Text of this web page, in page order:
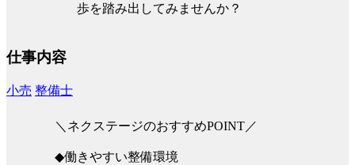
歩を踏み出してみませんか？
仕事内容
小売 整備士
＼ネクステージのおすすめPOINT／
◆働きやすい整備環境